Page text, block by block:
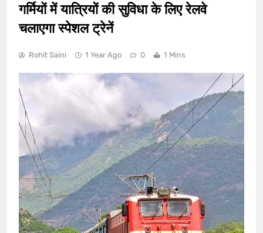
गर्मियों में यात्रियों की सुविधा के लिए रेलवे
चलाएगा स्पेशल ट्रेनें
Rohit Saini 1 Year Ago 0 1 Mins